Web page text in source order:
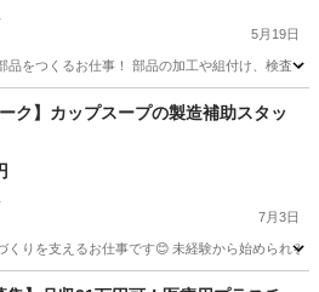
5月19日
品をつくるお仕事！ 部品の加工や組付け、検査
ク】カップスープの製造補助スタッ
7月3日
づくりを支えるお仕事です😊 未経験から始
ッフ